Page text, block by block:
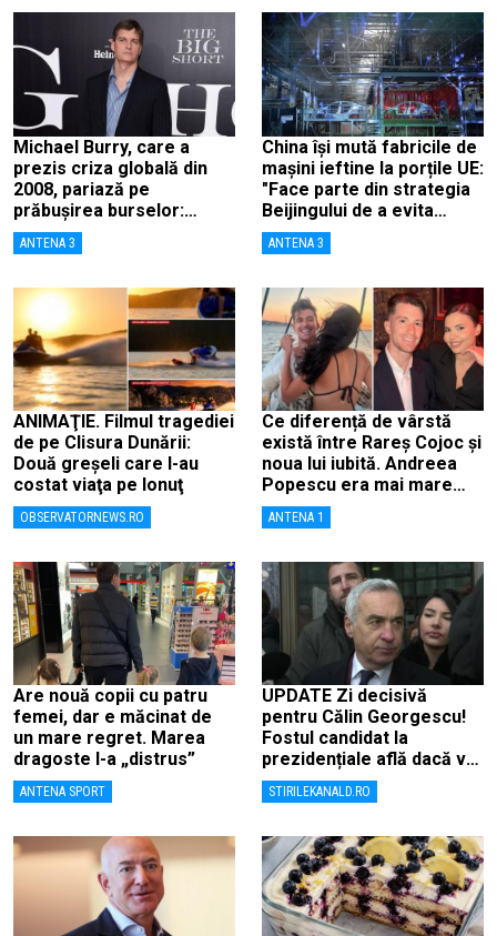
Michael Burry, care a
prezis criza globală din
2008, pariază pe
prăbușirea burselor:
„Suntem aproape de o
cădere ca în 1987”
ANTENA 3
China își mută fabricile de
mașini ieftine la porțile UE:
"Face parte din strategia
Beijingului de a evita
taxele"
ANTENA 3
ANIMAŢIE. Filmul tragediei
de pe Clisura Dunării:
Două greşeli care l-au
costat viaţa pe Ionuţ
OBSERVATORNEWS.RO
Ce diferență de vârstă
există între Rareș Cojoc și
noua lui iubită. Andreea
Popescu era mai mare
decât el
ANTENA 1
Are nouă copii cu patru
femei, dar e măcinat de
un mare regret. Marea
dragoste l-a „distrus”
ANTENA SPORT
UPDATE Zi decisivă
pentru Călin Georgescu!
Fostul candidat la
prezidențiale află dacă va
fi judecat pentru tentativă
de lovitură de stat
STIRILEKANALD.RO